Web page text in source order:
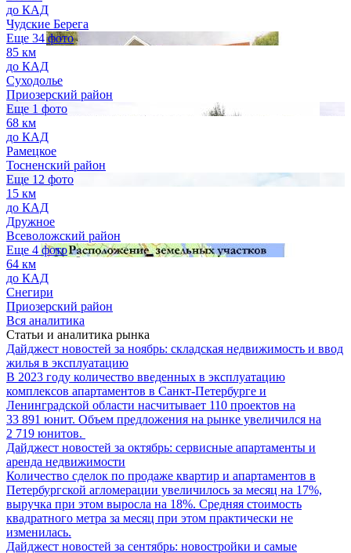
до КАД
Чудские Берега
Еще 34 фото
85 км
до КАД
Суходолье
Приозерский район
Еще 1 фото
68 км
до КАД
Рамецкое
Тосненский район
Еще 12 фото
15 км
до КАД
Дружное
Всеволожский район
Еще 4 фото
64 км
до КАД
Снегири
Приозерский район
Вся аналитика
Статьи и аналитика рынка
Дайджест новостей за ноябрь: складская недвижимость и ввод
жилья в эксплуатацию
В 2023 году количество введенных в эксплуатацию
комплексов апартаментов в Санкт-Петербурге и
Ленинградской области насчитывает 110 проектов на
33 891 юнит. Объем предложения на рынке увеличился на
2 719 юнитов.
Дайджест новостей за октябрь: сервисные апартаменты и
аренда недвижимости
Количество сделок по продаже квартир и апартаментов в
Петербургской агломерации увеличилось за месяц на 17%,
выручка при этом выросла на 18%. Средняя стоимость
квадратного метра за месяц при этом практически не
изменилась.
Дайджест новостей за сентябрь: новостройки и самые